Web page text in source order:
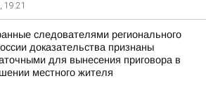
19:21
следователями регионального
доказательства признаны
для вынесения приговора в
местного жителя